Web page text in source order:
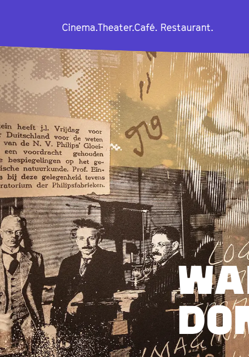
Cinema.Theater.Café. Restaurant.